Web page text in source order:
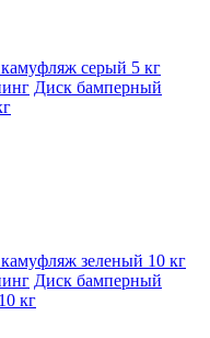
Диск бамперный
Диск бамперный
кг